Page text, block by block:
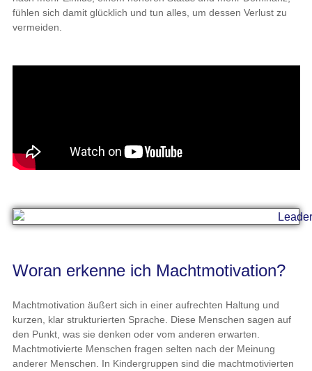
fühlen sich damit glücklich und tun alles, um dessen Verlust zu
vermeiden.
Woran erkenne ich Machtmotivation?
Machtmotivation äußert sich in einer aufrechten Haltung und
kurzen, klar strukturierten Sprache. Diese Menschen sagen auf
den Punkt, was sie denken oder vom anderen erwarten.
Machtmotivierte Menschen fragen selten nach der Meinung
anderer Menschen. In Kindergruppen sind die machtmotivierten